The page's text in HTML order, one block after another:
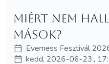
Miért nem
mások?
Everness Fesztivál
kedd, 2026-06-23.,